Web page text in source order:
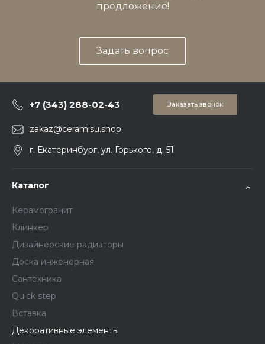
предложение!
Задать вопрос
+7 (343) 288-02-43 Заказать звонок
zakaz@ceramisu.shop
г. Екатеринбург, ул. Горького, д. 51
Каталог
Керамогранит
Клинкер
Дизайнерские радиаторы
Доска инженерная
Сантехника
Quick step
Вставка
Декоративные элементы